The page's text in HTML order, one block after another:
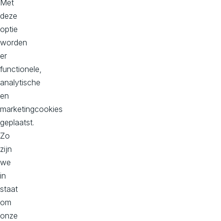
Onze kantoren
Bekijk op maps
Kantoor Zuid, Donna
Met
deze
optie
worden
er
functionele,
analytische
en
marketingcookies
geplaatst.
Zo
zijn
we
in
staat
om
onze